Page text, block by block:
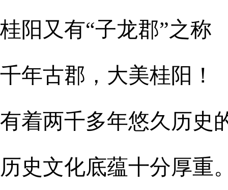
桂阳又有“子龙郡”之称
千年古郡，大美桂阳！
有着两千多年悠久历史
历史文化底蕴十分厚重